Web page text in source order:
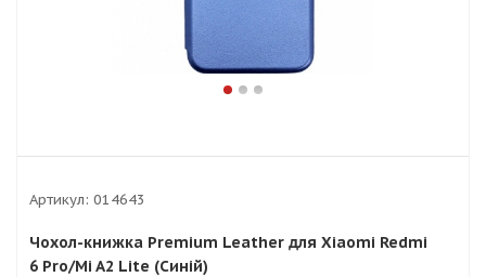
Артикул: 014643
Чохол-книжка Premium Leather для Xiaomi Redmi
6 Pro/Mi A2 Lite (Синій)